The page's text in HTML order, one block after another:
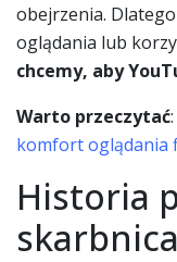
obejrzenia.
oglądania lub
chcemy, aby
Warto przeczytać:
komfort oglądania
Historia